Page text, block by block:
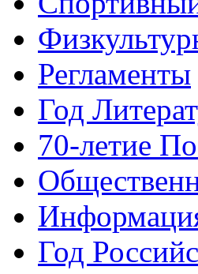
Регламенты
Год
70-летие
Год